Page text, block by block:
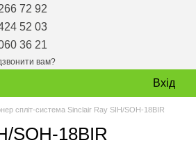
72 92
52 03
36 21
вам?
Вхід
спліт-система Sinclair Ray SIH/SOH-18BIR
SOH-18BIR